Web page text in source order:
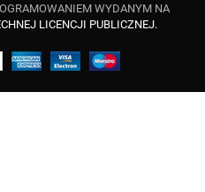
WYDANYM NA
LICENCJI PUBLICZNEJ.